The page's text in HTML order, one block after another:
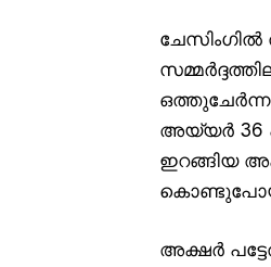
അയ്യർ 36
ഇറങ്ങിയ
അക്ഷർ